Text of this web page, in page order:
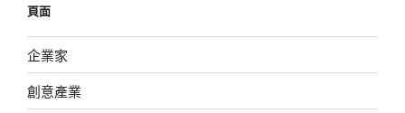
字:
頁面
企業家
創意產業